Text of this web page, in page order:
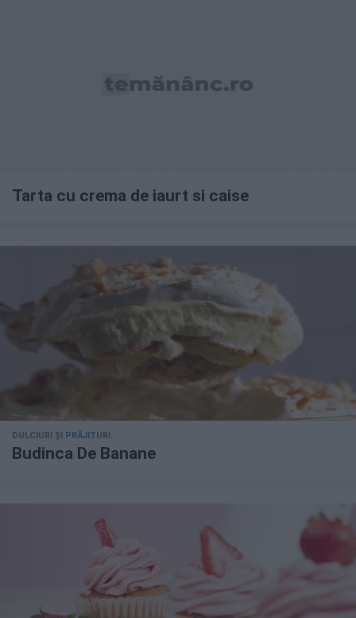
Tarta cu crema de iaurt si caise
DULCIURI ȘI PRĂJITURI
Budinca De Banane